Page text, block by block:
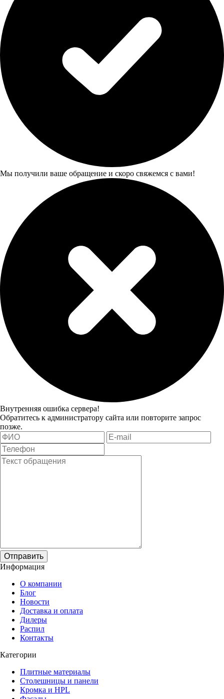
Мы получили ваше обращение и скоро свяжемся с вами!
Внутренняя ошибка сервера!
Обратитесь к администратору сайта или повторите запрос
позже.
Отправить
Информация
О компании
Блог
Новости
Доставка и оплата
Дилеры
Распил
Контакты
Категории
Плитные материалы
Столешницы и панели
Кромка и HPL